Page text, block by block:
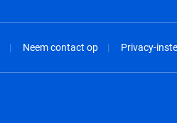
Neem contact op Privacy-